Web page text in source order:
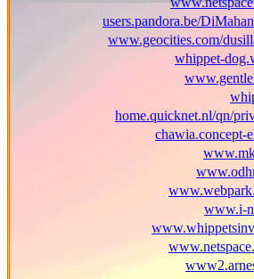
users.pandora.be/
www.geocities.com/
whippet-
home.quicknet.nl/qn/
chawia.concept-
www.i-